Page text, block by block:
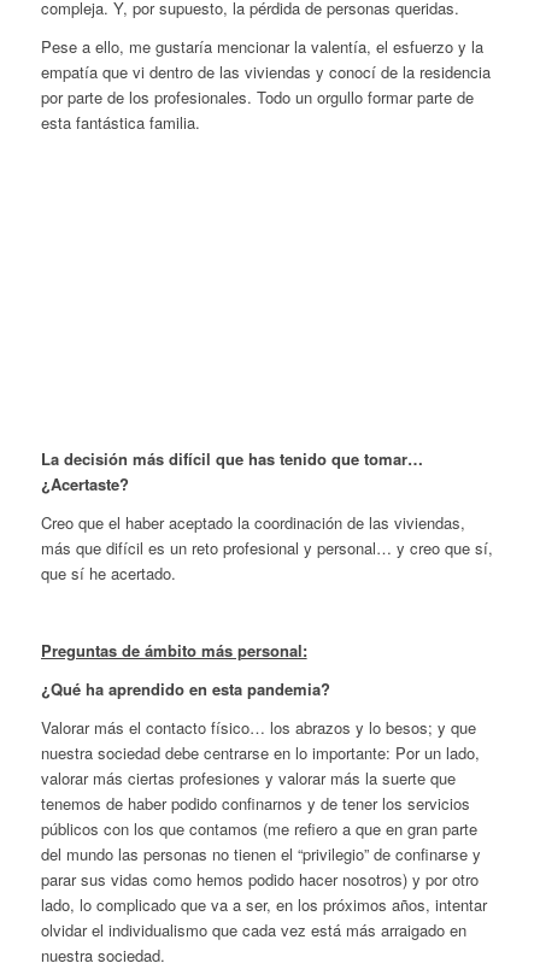
compleja. Y, por supuesto, la pérdida de personas queridas.
Pese a ello, me gustaría mencionar la valentía, el esfuerzo y la
empatía que vi dentro de las viviendas y conocí de la residencia
por parte de los profesionales. Todo un orgullo formar parte de
esta fantástica familia.
La decisión más difícil que has tenido que tomar…
¿Acertaste?
Creo que el haber aceptado la coordinación de las viviendas,
más que difícil es un reto profesional y personal… y creo que sí,
que sí he acertado.
Preguntas de ámbito más personal:
¿Qué ha aprendido en esta pandemia?
Valorar más el contacto físico… los abrazos y lo besos; y que
nuestra sociedad debe centrarse en lo importante: Por un lado,
valorar más ciertas profesiones y valorar más la suerte que
tenemos de haber podido confinarnos y de tener los servicios
públicos con los que contamos (me refiero a que en gran parte
del mundo las personas no tienen el “privilegio” de confinarse y
parar sus vidas como hemos podido hacer nosotros) y por otro
lado, lo complicado que va a ser, en los próximos años, intentar
olvidar el individualismo que cada vez está más arraigado en
nuestra sociedad.